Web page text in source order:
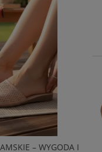
– WYGODA I